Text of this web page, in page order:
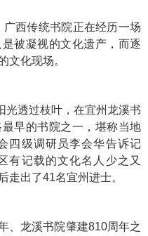
广西传统书院正在经历一场
被凝视的文化遗产，而逐
文化现场。
光透过枝叶，在宜州龙溪书
早的书院之一，堪称当地
四级调研员李会华告诉记
有记载的文化名人少之又
走出了41名宜州进士。
、龙溪书院肇建810周年之